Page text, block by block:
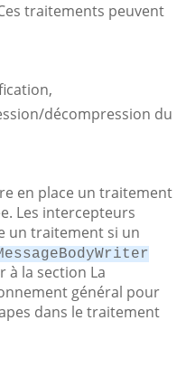
traitements peuvent
décompression du
en place un traitement
Les intercepteurs
un traitement si un
à la section La
général pour
dans le traitement